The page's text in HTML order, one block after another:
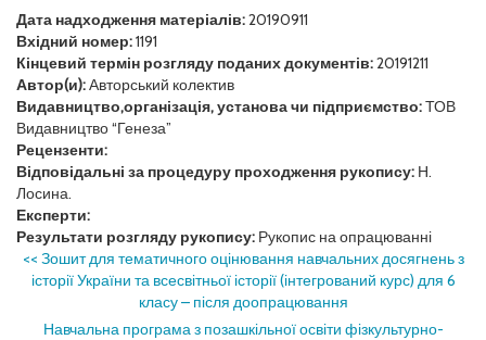
Дата надходження матеріалів:20190911
Вхідний номер:1191
Кінцевий термін розгляду поданих документів:20191211
Автор(и):Авторський колектив
Видавництво,організація, установа чи підприємство:ТОВ
Видавництво “Генеза”
Рецензенти:
Відповідальні за процедуру проходження рукопису: Н.
Лосина.
Експерти:
Результати розгляду рукопису: Рукопис на опрацюванні
<< Зошит для тематичного оцінювання навчальних досягнень з
історії України та всесвітньої історії (інтегрований курс) для 6
класу – після доопрацювання
Навчальна програма з позашкільної освіти фізкультурно-